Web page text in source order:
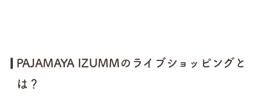
PAJAMAYA IZUMMのライブショッピングと
は？